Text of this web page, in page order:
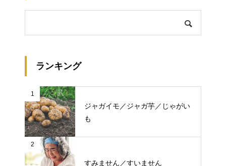
ランキング
1
ジャガイモ／ジャガ芋／じゃがい
も
2
すみません／すいません